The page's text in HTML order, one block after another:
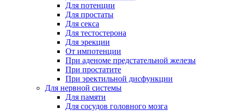
Для потенции
Для простаты
Для секса
Для тестостерона
Для эрекции
От импотенции
При аденоме предстательной железы
При простатите
При эректильной дисфункции
Для нервной системы
Для памяти
Для сосудов головного мозга